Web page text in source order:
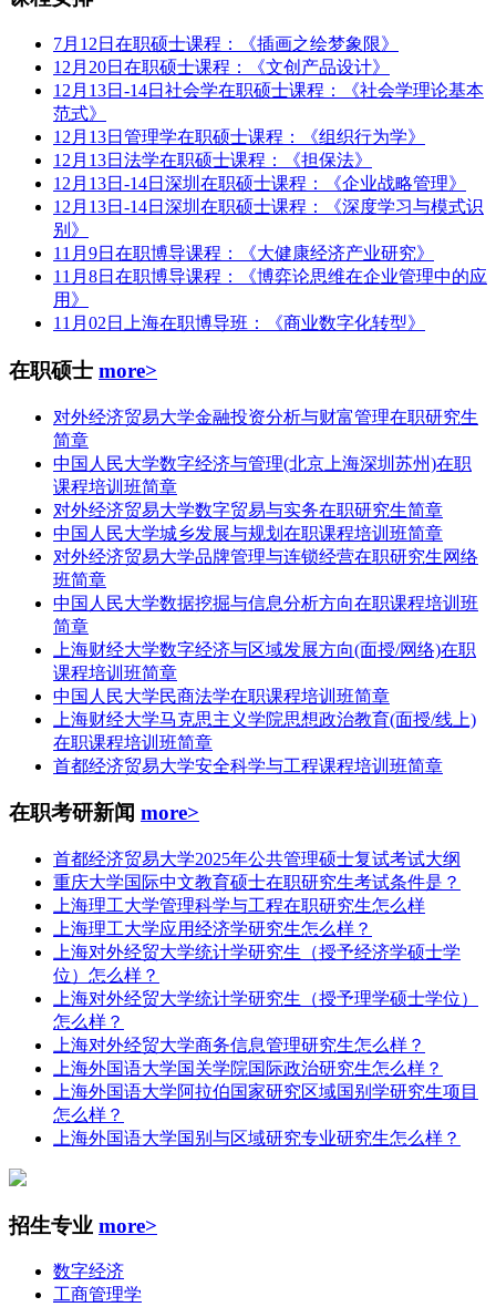
7月12日在职硕士课程：《插画之绘梦象限》
12月20日在职硕士课程：《文创产品设计》
12月13日-14日社会学在职硕士课程：《社会学理论基本
范式》
12月13日管理学在职硕士课程：《组织行为学》
12月13日法学在职硕士课程：《担保法》
12月13日-14日深圳在职硕士课程：《企业战略管理》
12月13日-14日深圳在职硕士课程：《深度学习与模式识
别》
11月9日在职博导课程：《大健康经济产业研究》
11月8日在职博导课程：《博弈论思维在企业管理中的应
用》
11月02日上海在职博导班：《商业数字化转型》
在职硕士 more>
对外经济贸易大学金融投资分析与财富管理在职研究生
简章
中国人民大学数字经济与管理(北京上海深圳苏州)在职
课程培训班简章
对外经济贸易大学数字贸易与实务在职研究生简章
中国人民大学城乡发展与规划在职课程培训班简章
对外经济贸易大学品牌管理与连锁经营在职研究生网络
班简章
中国人民大学数据挖掘与信息分析方向在职课程培训班
简章
上海财经大学数字经济与区域发展方向(面授/网络)在职
课程培训班简章
中国人民大学民商法学在职课程培训班简章
上海财经大学马克思主义学院思想政治教育(面授/线上)
在职课程培训班简章
首都经济贸易大学安全科学与工程课程培训班简章
在职考研新闻 more>
首都经济贸易大学2025年公共管理硕士复试考试大纲
重庆大学国际中文教育硕士在职研究生考试条件是？
上海理工大学管理科学与工程在职研究生怎么样
上海理工大学应用经济学研究生怎么样？
上海对外经贸大学统计学研究生（授予经济学硕士学
位）怎么样？
上海对外经贸大学统计学研究生（授予理学硕士学位）
怎么样？
上海对外经贸大学商务信息管理研究生怎么样？
上海外国语大学国关学院国际政治研究生怎么样？
上海外国语大学阿拉伯国家研究区域国别学研究生项目
怎么样？
上海外国语大学国别与区域研究专业研究生怎么样？
招生专业 more>
数字经济
工商管理学